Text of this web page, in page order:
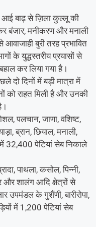
आई बाढ़ से ज़िला कुल्लू की
बंजार, मनीकरण और मनाली
बुरी तरह प्रभावित
के युद्धस्तरीय प्रयासों से
कर लिया गया है।
दो दिनों में बड़ी मात्रा में
को राहत मिली है और उनकी
पलचान, जाणा, वशिष्ट,
ब्रान, छियाल, मनाली,
32,400 पेटियां सेब निकाले
पाथला, कसोल, पिन्नी,
और शालंग आदि क्षेत्रों से
उपमंडल के गुशैंणी, बारीरोपा,
में 1,200 पेटियां सेब